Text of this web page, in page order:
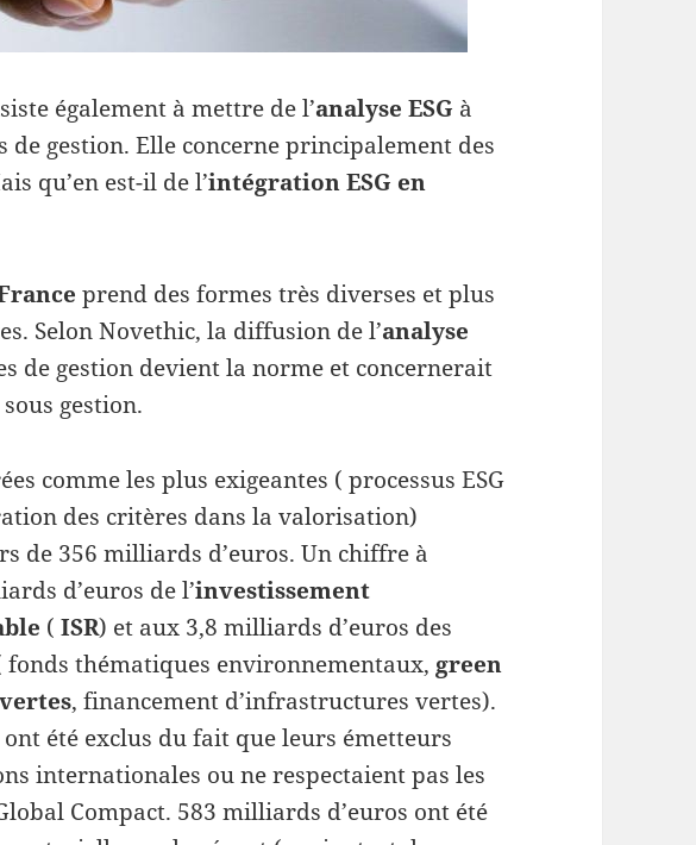
également à mettre de l’analyse ESG à
de gestion. Elle concerne principalement des
qu’en est-il de l’intégration ESG en
prend des formes très diverses et plus
Selon Novethic, la diffusion de l’analyse
de gestion devient la norme et concernerait
gestion.
comme les plus exigeantes ( processus ESG
des critères dans la valorisation)
de 356 milliards d’euros. Un chiffre à
d’euros de l’investissement
(ISR) et aux 3,8 milliards d’euros des
fonds thématiques environnementaux, green
, financement d’infrastructures vertes).
été exclus du fait que leurs émetteurs
internationales ou ne respectaient pas les
Compact. 583 milliards d’euros ont été